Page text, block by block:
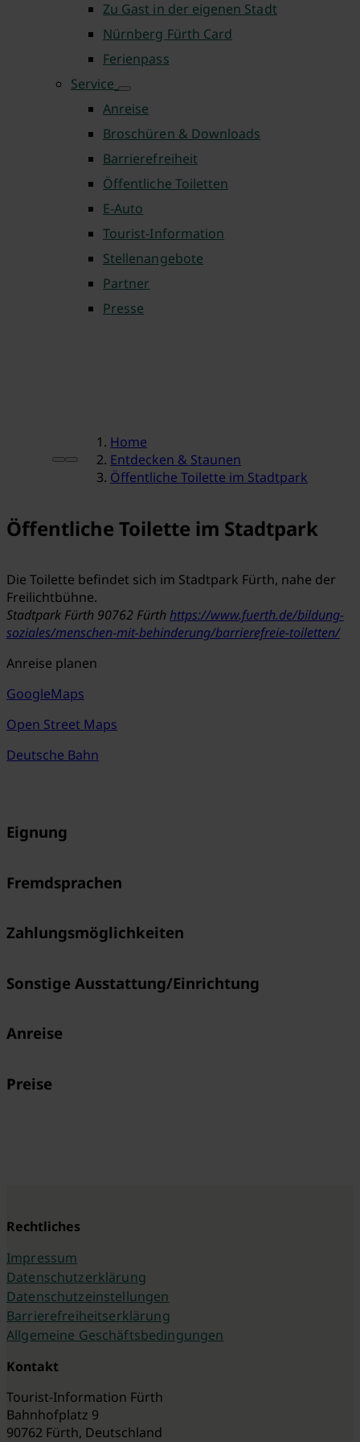
Zu Gast in der eigenen Stadt
Nürnberg Fürth Card
Ferienpass
Service
Anreise
Broschüren & Downloads
Barrierefreiheit
Öffentliche Toiletten
E-Auto
Tourist-Information
Stellenangebote
Partner
Presse
Home
Entdecken & Staunen
Öffentliche Toilette im Stadtpark
Öffentliche Toilette im Stadtpark
Die Toilette befindet sich im Stadtpark Fürth, nahe der
Freilichtbühne.
Stadtpark Fürth 90762 Fürth https://www.fuerth.de/bildung-
soziales/menschen-mit-behinderung/barrierefreie-toiletten/
Anreise planen
GoogleMaps
Open Street Maps
Deutsche Bahn
Eignung
Fremdsprachen
Zahlungsmöglichkeiten
Sonstige Ausstattung/Einrichtung
Anreise
Preise
Rechtliches
Impressum
Datenschutzerklärung
Datenschutzeinstellungen
Barrierefreiheitserklärung
Allgemeine Geschäftsbedingungen
Kontakt
Tourist-Information Fürth
Bahnhofplatz 9
90762 Fürth, Deutschland